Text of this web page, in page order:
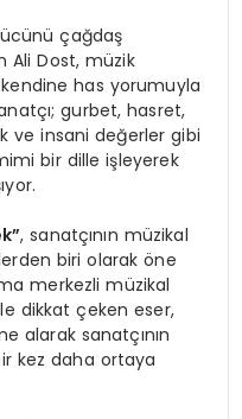
çağdaş
Ali Dost, müzik
has yorumuyla
gurbet, hasret,
ve insani değerler gibi
bir dille işleyerek
, sanatçının müzikal
biri olarak öne
merkezli müzikal
dikkat çeken eser,
alarak sanatçının
kez daha ortaya